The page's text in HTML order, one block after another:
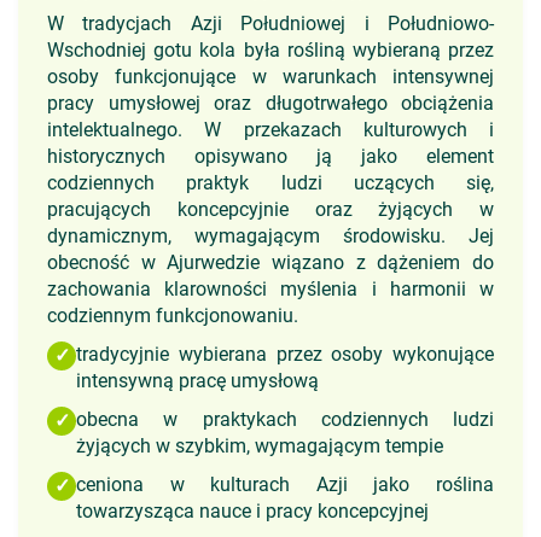
W tradycjach Azji Południowej i Południowo-
Wschodniej gotu kola była rośliną wybieraną przez
osoby funkcjonujące w warunkach intensywnej
pracy umysłowej oraz długotrwałego obciążenia
intelektualnego. W przekazach kulturowych i
historycznych opisywano ją jako element
codziennych praktyk ludzi uczących się,
pracujących koncepcyjnie oraz żyjących w
dynamicznym, wymagającym środowisku. Jej
obecność w Ajurwedzie wiązano z dążeniem do
zachowania klarowności myślenia i harmonii w
codziennym funkcjonowaniu.
✓ tradycyjnie wybierana przez osoby wykonujące
intensywną pracę umysłową
✓ obecna w praktykach codziennych ludzi
żyjących w szybkim, wymagającym tempie
✓ ceniona w kulturach Azji jako roślina
towarzysząca nauce i pracy koncepcyjnej